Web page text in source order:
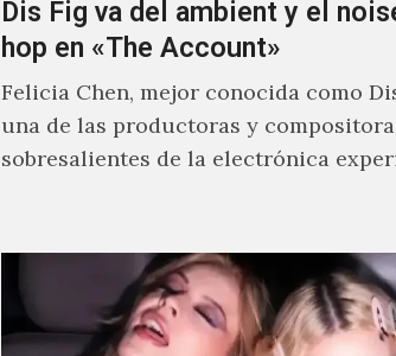
Dis Fig va del ambient y el
hop en «The Account»
Felicia Chen, mejor conocida como
una de las productoras y
sobresalientes de la electrónica